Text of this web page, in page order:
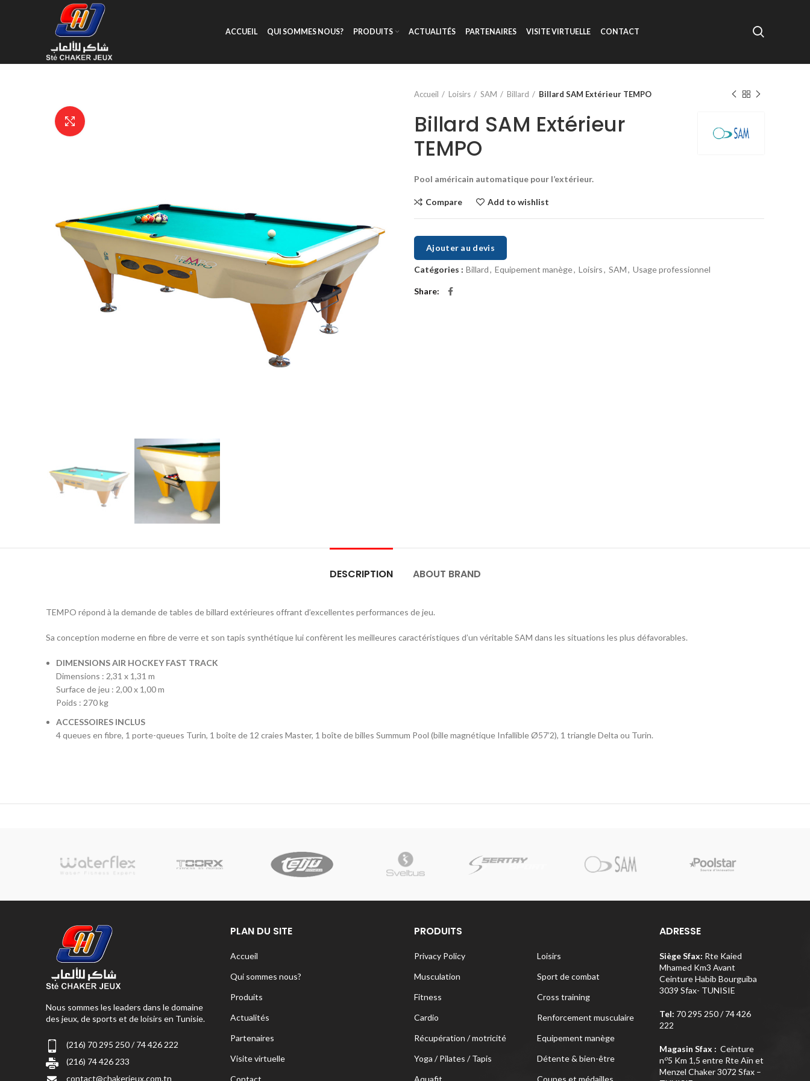
ACCUEIL QUI SOMMES NOUS? PRODUITS ACTUALITÉS PARTENAIRES VISITE VIRTUELLE CONTACT
Accueil Loisirs SAM Billard Billard SAM Extérieur TEMPO
Billard SAM Extérieur
TEMPO
Pool américain automatique pour l’extérieur.
Compare Add to wishlist
Ajouter au devis
Catégories : Billard, Equipement manège, Loisirs, SAM, Usage professionnel
Share
DESCRIPTION ABOUT BRAND
TEMPO répond à la demande de tables de billard extérieures offrant d’excellentes performances de jeu.
Sa conception moderne en fibre de verre et son tapis synthétique lui confèrent les meilleures caractéristiques d’un véritable SAM dans les situations les plus défavorables.
DIMENSIONS AIR HOCKEY FAST TRACK
Dimensions : 2,31 x 1,31 m
Surface de jeu : 2,00 x 1,00 m
Poids : 270 kg
ACCESSOIRES INCLUS
4 queues en fibre, 1 porte-queues Turin, 1 boîte de 12 craies Master, 1 boîte de billes Summum Pool (bille magnétique Infallible Ø57’2), 1 triangle Delta ou Turin.
Nous sommes les leaders dans le domaine
des jeux, de sports et de loisirs en Tunisie.
(216) 70 295 250 / 74 426 222
(216) 74 426 233
contact@chakerjeux.com.tn
PLAN DU SITE
Accueil
Qui sommes nous?
Produits
Actualités
Partenaires
Visite virtuelle
PRODUITS
Privacy Policy
Musculation
Fitness
Cardio
Récupération / motricité
Yoga / Pilates / Tapis
Loisirs
Sport de combat
Cross training
Renforcement musculaire
Equipement manège
Détente & bien-être
Coupes et médailles
ADRESSE
Siège Sfax: Rte Kaied
Mhamed Km3 Avant
Ceinture Habib Bourguiba
3039 Sfax- TUNISIE
Tel: 70 295 250 / 74 426
222
Magasin Sfax : Ceinture
no5 Km 1,5 entre Rte Aïn et
Menzel Chaker 3072 Sfax –